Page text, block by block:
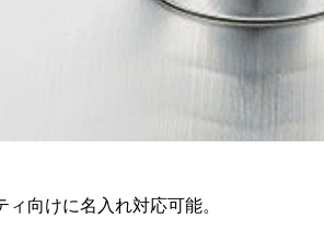
向けに名入れ対応可能。